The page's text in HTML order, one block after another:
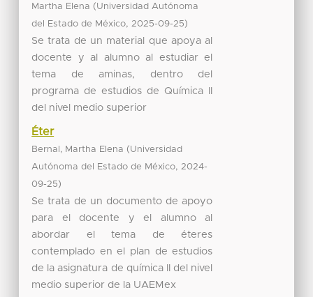
Martha Elena (Universidad Autónoma
del Estado de México, 2025-09-25)
Se trata de un material que apoya al
docente y al alumno al estudiar el
tema de aminas, dentro del
programa de estudios de Química II
del nivel medio superior
Éter
Bernal, Martha Elena (Universidad
Autónoma del Estado de México, 2024-
09-25)
Se trata de un documento de apoyo
para el docente y el alumno al
abordar el tema de éteres
contemplado en el plan de estudios
de la asignatura de química II del nivel
medio superior de la UAEMex